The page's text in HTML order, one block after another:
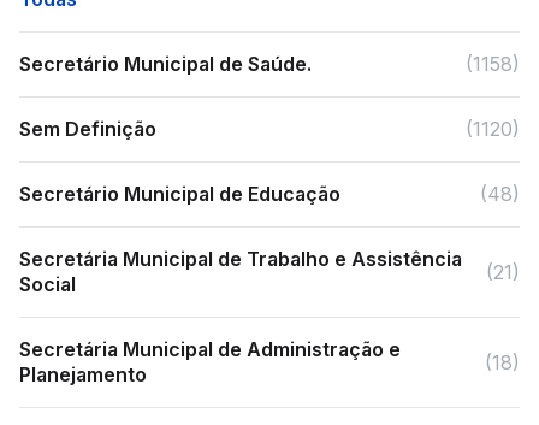
Secretário Municipal de Saúde. (1158)
Sem Definição (1120)
Secretário Municipal de Educação (48)
Secretária Municipal de Trabalho e Assistência
Social
(21)
Secretária Municipal de Administração e
Planejamento
(18)